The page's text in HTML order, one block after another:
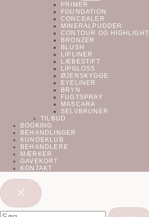
PRIMER
FOUNDATION
CONCEALER
MINERALPUDDER
CONTOUR OG HIGHLIGHT
BRONZER
BLUSH
LIPLINER
LÆBESTIFT
LIPGLOSS
ØJENSKYGGE
EYELINER
BRYN
FUGTSPRAY
MASCARA
SELVBRUNER
TILBUD
BOOKING
BEHANDLINGER
KUNDEKLUB
BEHANDLERE
MÆRKER
GAVEKORT
KONTAKT
Søg